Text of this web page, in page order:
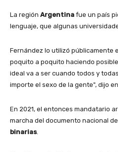
La región Argentina fue un país
lenguaje, que algunas
Fernández lo utilizó públicamente
poquito a poquito haciendo
ideal va a ser cuando todos y
importe el sexo de la gente", dijo
En 2021, el entonces mandatario
marcha del documento nacional
binarias.